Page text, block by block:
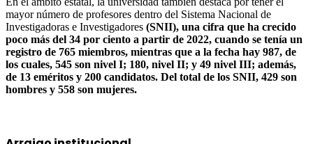
mayor número de profesores dentro del Sistema Nacional de
Investigadoras e Investigadores (SNII), una cifra que ha crecido
poco más del 34 por ciento a partir de 2022, cuando se tenía un
registro de 765 miembros, mientras que a la fecha hay 987, de
los cuales, 545 son nivel I; 180, nivel II; y 49 nivel III; además,
de 13 eméritos y 200 candidatos. Del total de los SNII, 429 son
hombres y 558 son mujeres.